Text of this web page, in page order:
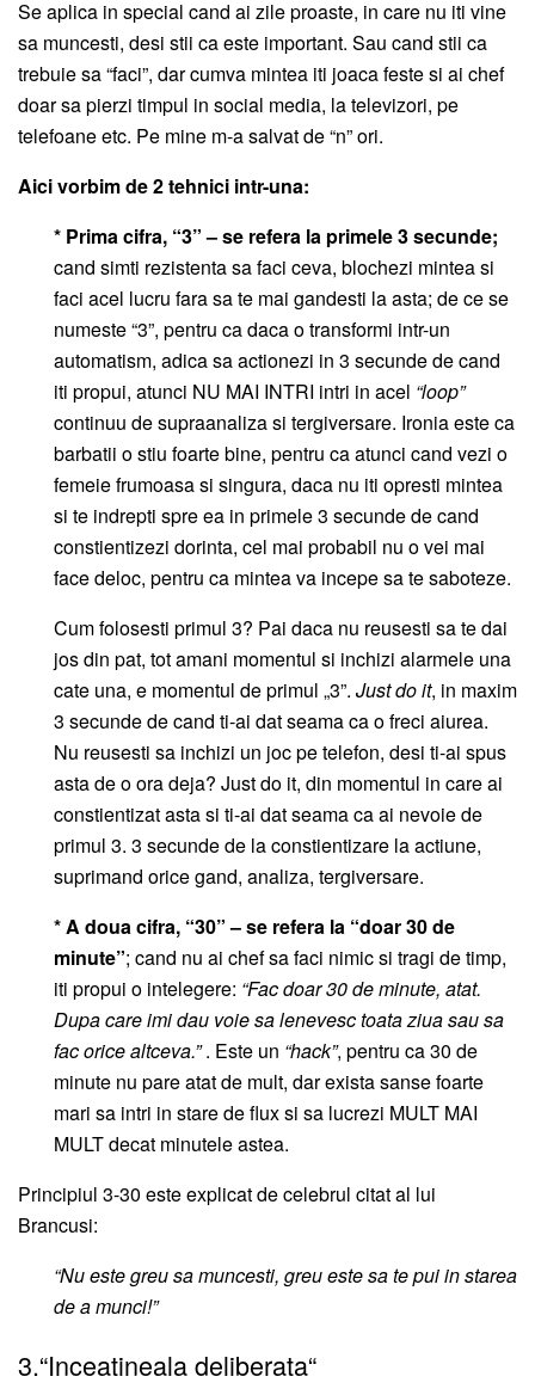
Se aplica in special cand ai zile proaste, in care nu iti vine
sa muncesti, desi stii ca este important. Sau cand stii ca
trebuie sa “faci”, dar cumva mintea iti joaca feste si ai chef
doar sa pierzi timpul in social media, la televizori, pe
telefoane etc. Pe mine m-a salvat de “n” ori.
Aici vorbim de 2 tehnici intr-una:
* Prima cifra, “3” – se refera la primele 3 secunde;
cand simti rezistenta sa faci ceva, blochezi mintea si
faci acel lucru fara sa te mai gandesti la asta; de ce se
numeste “3”, pentru ca daca o transformi intr-un
automatism, adica sa actionezi in 3 secunde de cand
iti propui, atunci NU MAI INTRI intri in acel “loop”
continuu de supraanaliza si tergiversare. Ironia este ca
barbatii o stiu foarte bine, pentru ca atunci cand vezi o
femeie frumoasa si singura, daca nu iti opresti mintea
si te indrepti spre ea in primele 3 secunde de cand
constientizezi dorinta, cel mai probabil nu o vei mai
face deloc, pentru ca mintea va incepe sa te saboteze.
Cum folosesti primul 3? Pai daca nu reusesti sa te dai
jos din pat, tot amani momentul si inchizi alarmele una
cate una, e momentul de primul „3”. Just do it, in maxim
3 secunde de cand ti-ai dat seama ca o freci aiurea.
Nu reusesti sa inchizi un joc pe telefon, desi ti-ai spus
asta de o ora deja? Just do it, din momentul in care ai
constientizat asta si ti-ai dat seama ca ai nevoie de
primul 3. 3 secunde de la constientizare la actiune,
suprimand orice gand, analiza, tergiversare.
* A doua cifra, “30” – se refera la “doar 30 de
minute”; cand nu ai chef sa faci nimic si tragi de timp,
iti propui o intelegere: “Fac doar 30 de minute, atat.
Dupa care imi dau voie sa lenevesc toata ziua sau sa
fac orice altceva.”. Este un “hack”, pentru ca 30 de
minute nu pare atat de mult, dar exista sanse foarte
mari sa intri in stare de flux si sa lucrezi MULT MAI
MULT decat minutele astea.
Principiul 3-30 este explicat de celebrul citat al lui
Brancusi:
“Nu este greu sa muncesti, greu este sa te pui in starea
de a munci!”
3.“Inceatineala deliberata“